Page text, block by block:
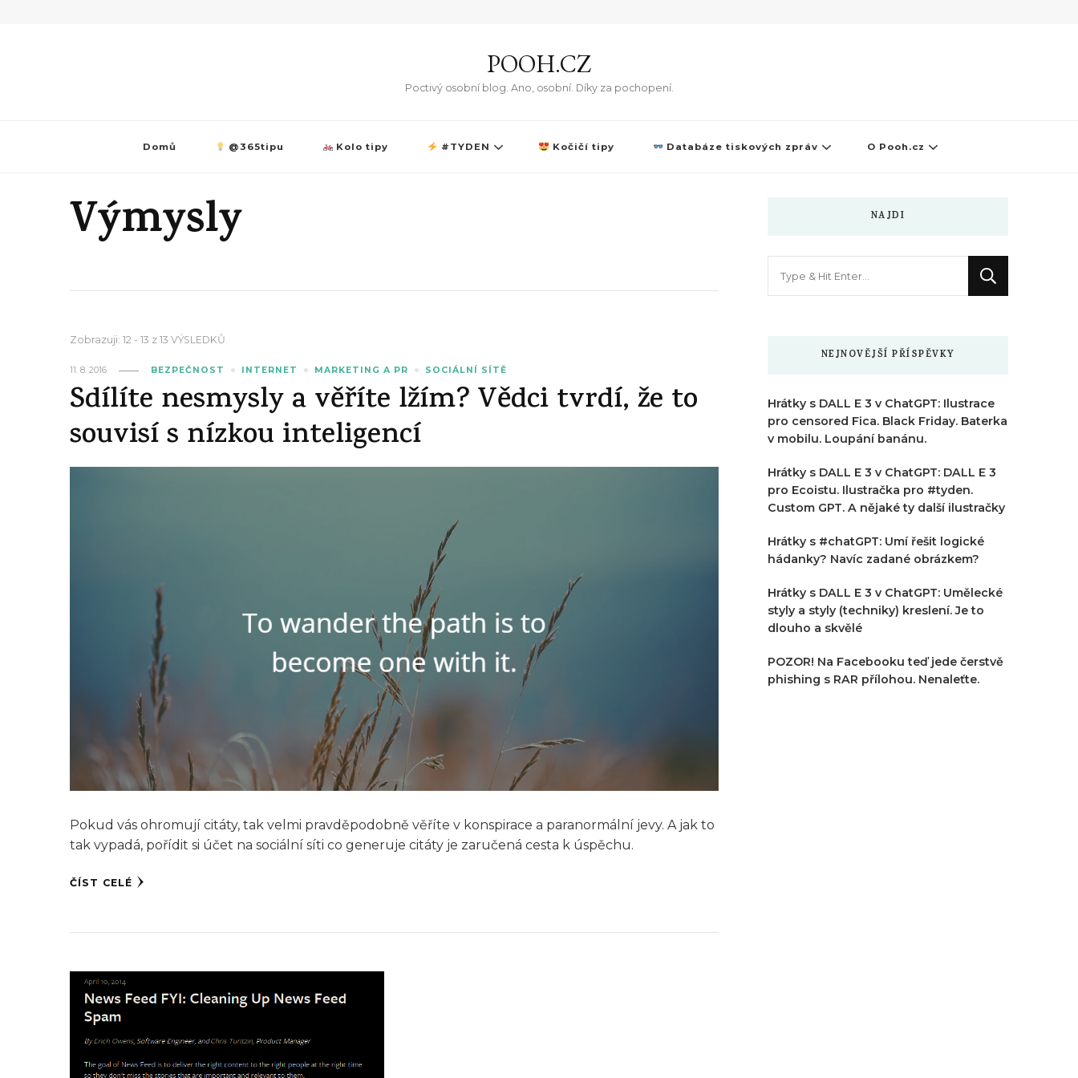
POOH.CZ
Poctivý osobní blog. Ano, osobní. Díky za pochopení.
Domů @365tipu Kolo tipy #TYDEN Kočičí tipy Databáze tiskových zpráv O Pooh.cz
Výmysly
Zobrazuji: 12 - 13 z 13 VÝSLEDKŮ
11. 8. 2016 BEZPEČNOST INTERNET MARKETING A PR SOCIÁLNÍ SÍTĚ
Sdílíte nesmysly a věříte lžím? Vědci tvrdí, že to
souvisí s nízkou inteligencí
Pokud vás ohromují citáty, tak velmi pravděpodobně věříte v konspirace a paranormální jevy. A jak to
tak vypadá, pořídit si účet na sociální síti co generuje citáty je zaručená cesta k úspěchu.
ČÍST CELÉ
NAJDI
NEJNOVĚJŠÍ PŘÍSPĚVKY
Hrátky s DALL E 3 v ChatGPT: Ilustrace
pro censored Fica. Black Friday. Baterka
v mobilu. Loupání banánu.
Hrátky s DALL E 3 v ChatGPT: DALL E 3
pro Ecoistu. Ilustračka pro #tyden.
Custom GPT. A nějaké ty další ilustračky
Hrátky s #chatGPT: Umí řešit logické
hádanky? Navíc zadané obrázkem?
Hrátky s DALL E 3 v ChatGPT: Umělecké
styly a styly (techniky) kreslení. Je to
dlouho a skvělé
POZOR! Na Facebooku teď jede čerstvě
phishing s RAR přílohou. Nenaleťte.